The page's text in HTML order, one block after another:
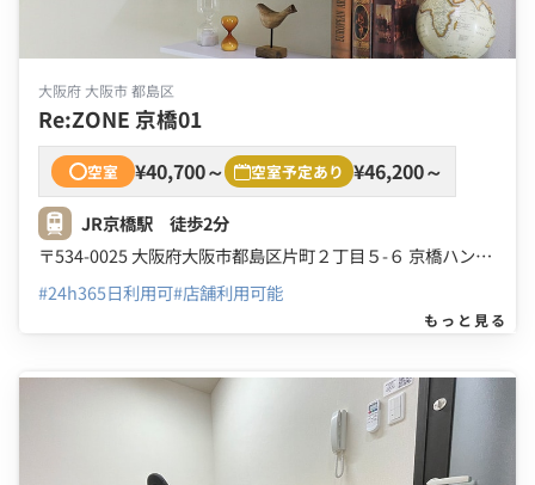
大阪府 大阪市 都島区
Re:ZONE 京橋01
空室 ¥40,700～ 空室予定あり ¥46,200～
JR京橋駅 徒歩2分
〒534-0025 大阪府大阪市都島区片町２丁目５-６ 京橋ハンエイビル ３Ｆ ４Ｆ
#24h365日利用可#店舗利用可能
もっと見る